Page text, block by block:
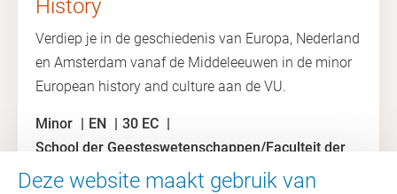
History
Verdiep je in de geschiedenis van Europa, Nederland
en Amsterdam vanaf de Middeleeuwen in de minor
European history and culture aan de VU.
Minor EN
30 EC
School der Geesteswetenschappen/Faculteit der
Sociale en Geesteswetenschappen
Deze website maakt gebruik van